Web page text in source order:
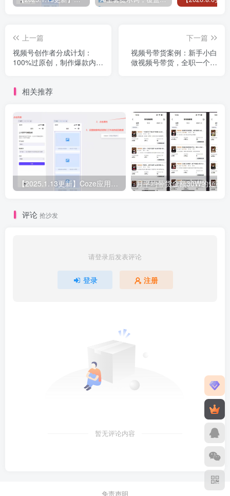
上一篇
视频号创作者分成计划：
100%过原创，制作爆款内容
下一篇
视频号带货案例：新手小白
做视频号带货，全职一个月
相关推荐
【2025.1.13更新】Coze应用实战 如何利用coze应用功能，开发一个小程序，并发布到微信
评论 抢沙发
请登录后发表评论
登录 注册
暂无评论内容
免责声明